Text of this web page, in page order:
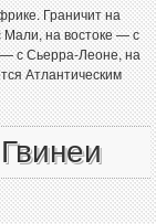
Граничит на
Мали, на востоке — с
с Сьерра-Леоне, на
Атлантическим